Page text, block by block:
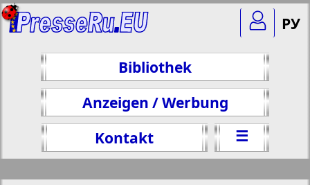
Bibliothek
Anzeigen / Werbung
Kontakt
☰
РУ